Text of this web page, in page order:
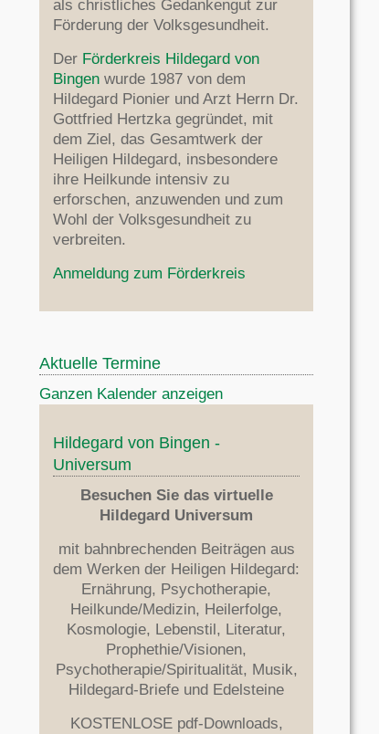
als christliches Gedankengut zur
Förderung der Volksgesundheit.
Der Förderkreis Hildegard von
Bingen wurde 1987 von dem
Hildegard Pionier und Arzt Herrn Dr.
Gottfried Hertzka gegründet, mit
dem Ziel, das Gesamtwerk der
Heiligen Hildegard, insbesondere
ihre Heilkunde intensiv zu
erforschen, anzuwenden und zum
Wohl der Volksgesundheit zu
verbreiten.
Anmeldung zum Förderkreis
Aktuelle Termine
Ganzen Kalender anzeigen
Hildegard von Bingen -
Universum
Besuchen Sie das virtuelle
Hildegard Universum
mit bahnbrechenden Beiträgen aus
dem Werken der Heiligen Hildegard:
Ernährung, Psychotherapie,
Heilkunde/Medizin, Heilerfolge,
Kosmologie, Lebenstil, Literatur,
Prophethie/Visionen,
Psychotherapie/Spiritualität, Musik,
Hildegard-Briefe und Edelsteine
KOSTENLOSE pdf-Downloads,